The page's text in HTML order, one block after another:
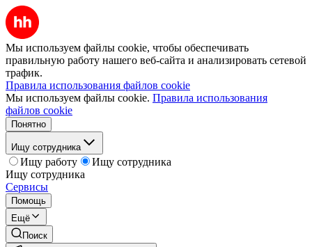
Мы используем файлы cookie, чтобы обеспечивать
правильную работу нашего веб-сайта и анализировать сетевой
трафик.
Правила использования файлов cookie
Мы используем файлы cookie. Правила использования
файлов cookie
Понятно
Ищу сотрудника
Ищу работу
Ищу сотрудника
Ищу сотрудника
Сервисы
Помощь
Ещё
Поиск